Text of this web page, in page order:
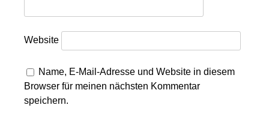
Website
Name, E-Mail-Adresse und Website in diesem
Browser für meinen nächsten Kommentar
speichern.